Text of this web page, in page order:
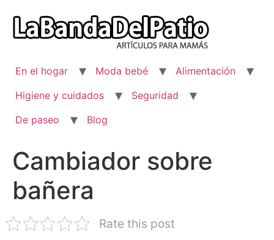
contenido
En el hogar Moda bebé
Alimentación
Higiene y cuidados
Seguridad
De paseo
Blog
Cambiador sobre
bañera
Rate this post